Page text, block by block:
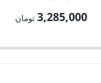
اصلی:
بود.
3,285,000 تومان